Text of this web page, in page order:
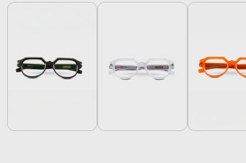
د.ج)
Anguilla (XCD